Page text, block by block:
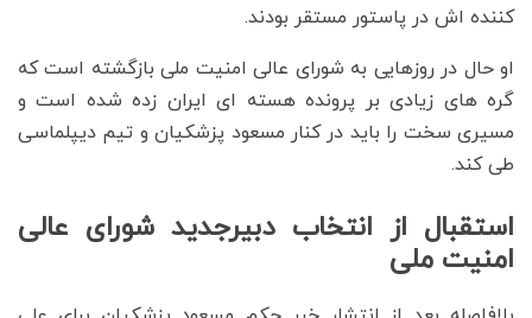
کننده اش در پاستور مستقر بودند.
او حال در روزهایی به شورای عالی امنیت ملی بازگشته است که
گره های زیادی بر پرونده هسته ای ایران زده شده است و
مسیری سخت را باید در کنار مسعود پزشکیان و تیم دیپلماسی
طی کند.
استقبال از انتخاب دبیرجدید شورای عالی
امنیت ملی